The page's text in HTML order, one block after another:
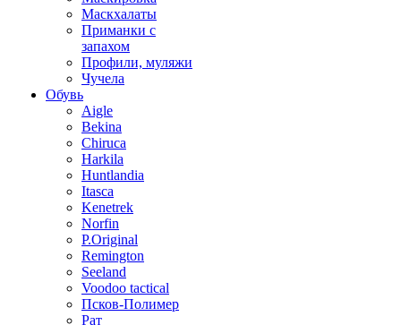
Маскхалаты
Приманки с
запахом
Профили, муляжи
Чучела
Обувь
Aigle
Bekina
Chiruсa
Harkila
Huntlandia
Itasca
Kenetrek
Norfin
P.Original
Remington
Seeland
Voodoo tactical
Псков-Полимер
Рат